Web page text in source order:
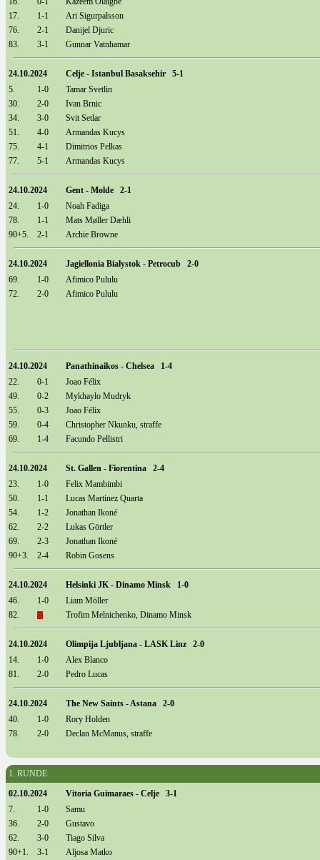
17.
1-1
Ari Sigurpalsson
76.
2-1
Danijel Djuric
83.
3-1 Gunnar Vatnhamar
24.10.2024
Celje - Istanbul Basaksehir 5-1
5.
1-0
Tamar Svetlin
30.
2-0
Ivan Brnic
34.
3-0
Svit Setlar
51.
4-0
Armandas Kucys
75.
4-1
Dimitrios Pelkas
77.
5-1 Armandas Kucys
24.10.2024
Gent - Molde 2-1
24.
1-0
Noah Fadiga
78.
1-1
Mats Møller Dæhli
90+5.
2-1 Archie Browne
24.10.2024
Jagiellonia Bialystok - Petrocub 2-0
69.
1-0
Afimico Pululu
72.
2-0 Afimico Pululu
24.10.2024
Panathinaikos - Chelsea 1-4
22.
0-1
Joao Félix
49.
0-2
Mykhaylo Mudryk
55.
0-3
Joao Félix
59.
0-4
Christopher Nkunku, straffe
69.
1-4 Facundo Pellistri
24.10.2024
St. Gallen - Fiorentina 2-4
23.
1-0
Felix Mambimbi
50.
1-1
Lucas Martinez Quarta
54.
1-2
Jonathan Ikoné
62.
2-2
Lukas Görtler
69.
2-3
Jonathan Ikoné
90+3.
2-4 Robin Gosens
24.10.2024
Helsinki JK - Dinamo Minsk 1-0
46.
1-0
Liam Möller
82.
Trofim Melnichenko, Dinamo Minsk
24.10.2024
Olimpija Ljubljana - LASK Linz 2-0
14.
1-0
Alex Blanco
81.
2-0 Pedro Lucas
24.10.2024
The New Saints - Astana 2-0
40.
1-0
Rory Holden
78.
2-0 Declan McManus, straffe
1. RUNDE
02.10.2024
Vitoria Guimaraes - Celje 3-1
7.
1-0
Samu
36.
2-0
Gustavo
62.
3-0
Tiago Silva
90+1.
3-1 Aljosa Matko